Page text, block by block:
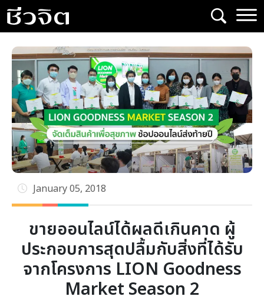
Skip
to
content
January 05, 2018
ขายออนไลน์ได้ผลดีเกินคาด ผู้
ประกอบการสุดปลื้มกับสิ่งที่ได้รับ
จากโครงการ LION Goodness
Market Season 2